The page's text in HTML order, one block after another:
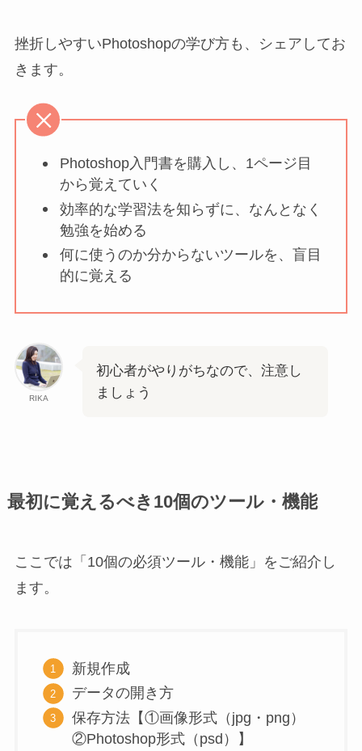
挫折しやすいPhotoshopの学び方も、シェアしてお
きます。
Photoshop入門書を購入し、1ページ目
から覚えていく
効率的な学習法を知らずに、なんとなく
勉強を始める
何に使うのか分からないツールを、盲目
的に覚える
RIKA
初心者がやりがちなので、注意し
ましょう
最初に覚えるべき10個のツール・機能
ここでは「10個の必須ツール・機能」をご紹介し
ます。
新規作成
データの開き方
保存方法【①画像形式（jpg・png）
②Photoshop形式（psd）】